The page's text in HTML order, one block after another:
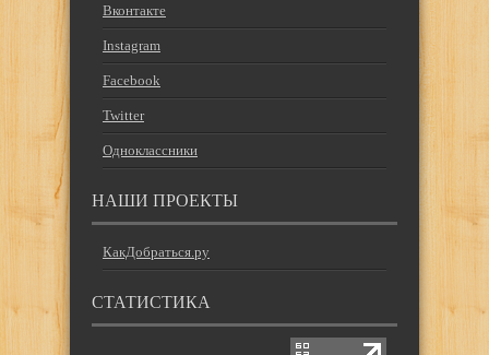
Вконтакте
Instagram
Facebook
Twitter
Одноклассники
НАШИ ПРОЕКТЫ
КакДобраться.ру
СТАТИСТИКА